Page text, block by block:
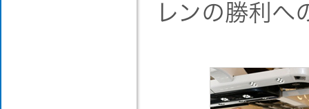
レンの勝利へ